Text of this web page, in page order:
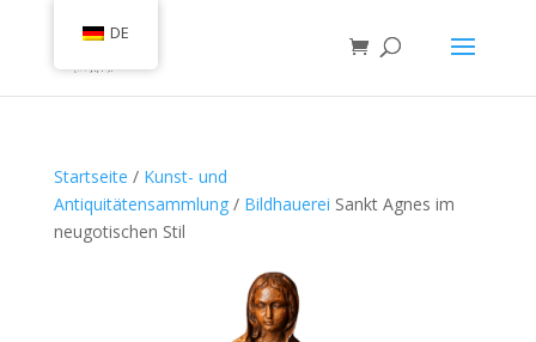
Startseite / Kunst- und
Antiquitätensammlung/ Bildhauerei Sankt Agnes im
neugotischen Stil
DE